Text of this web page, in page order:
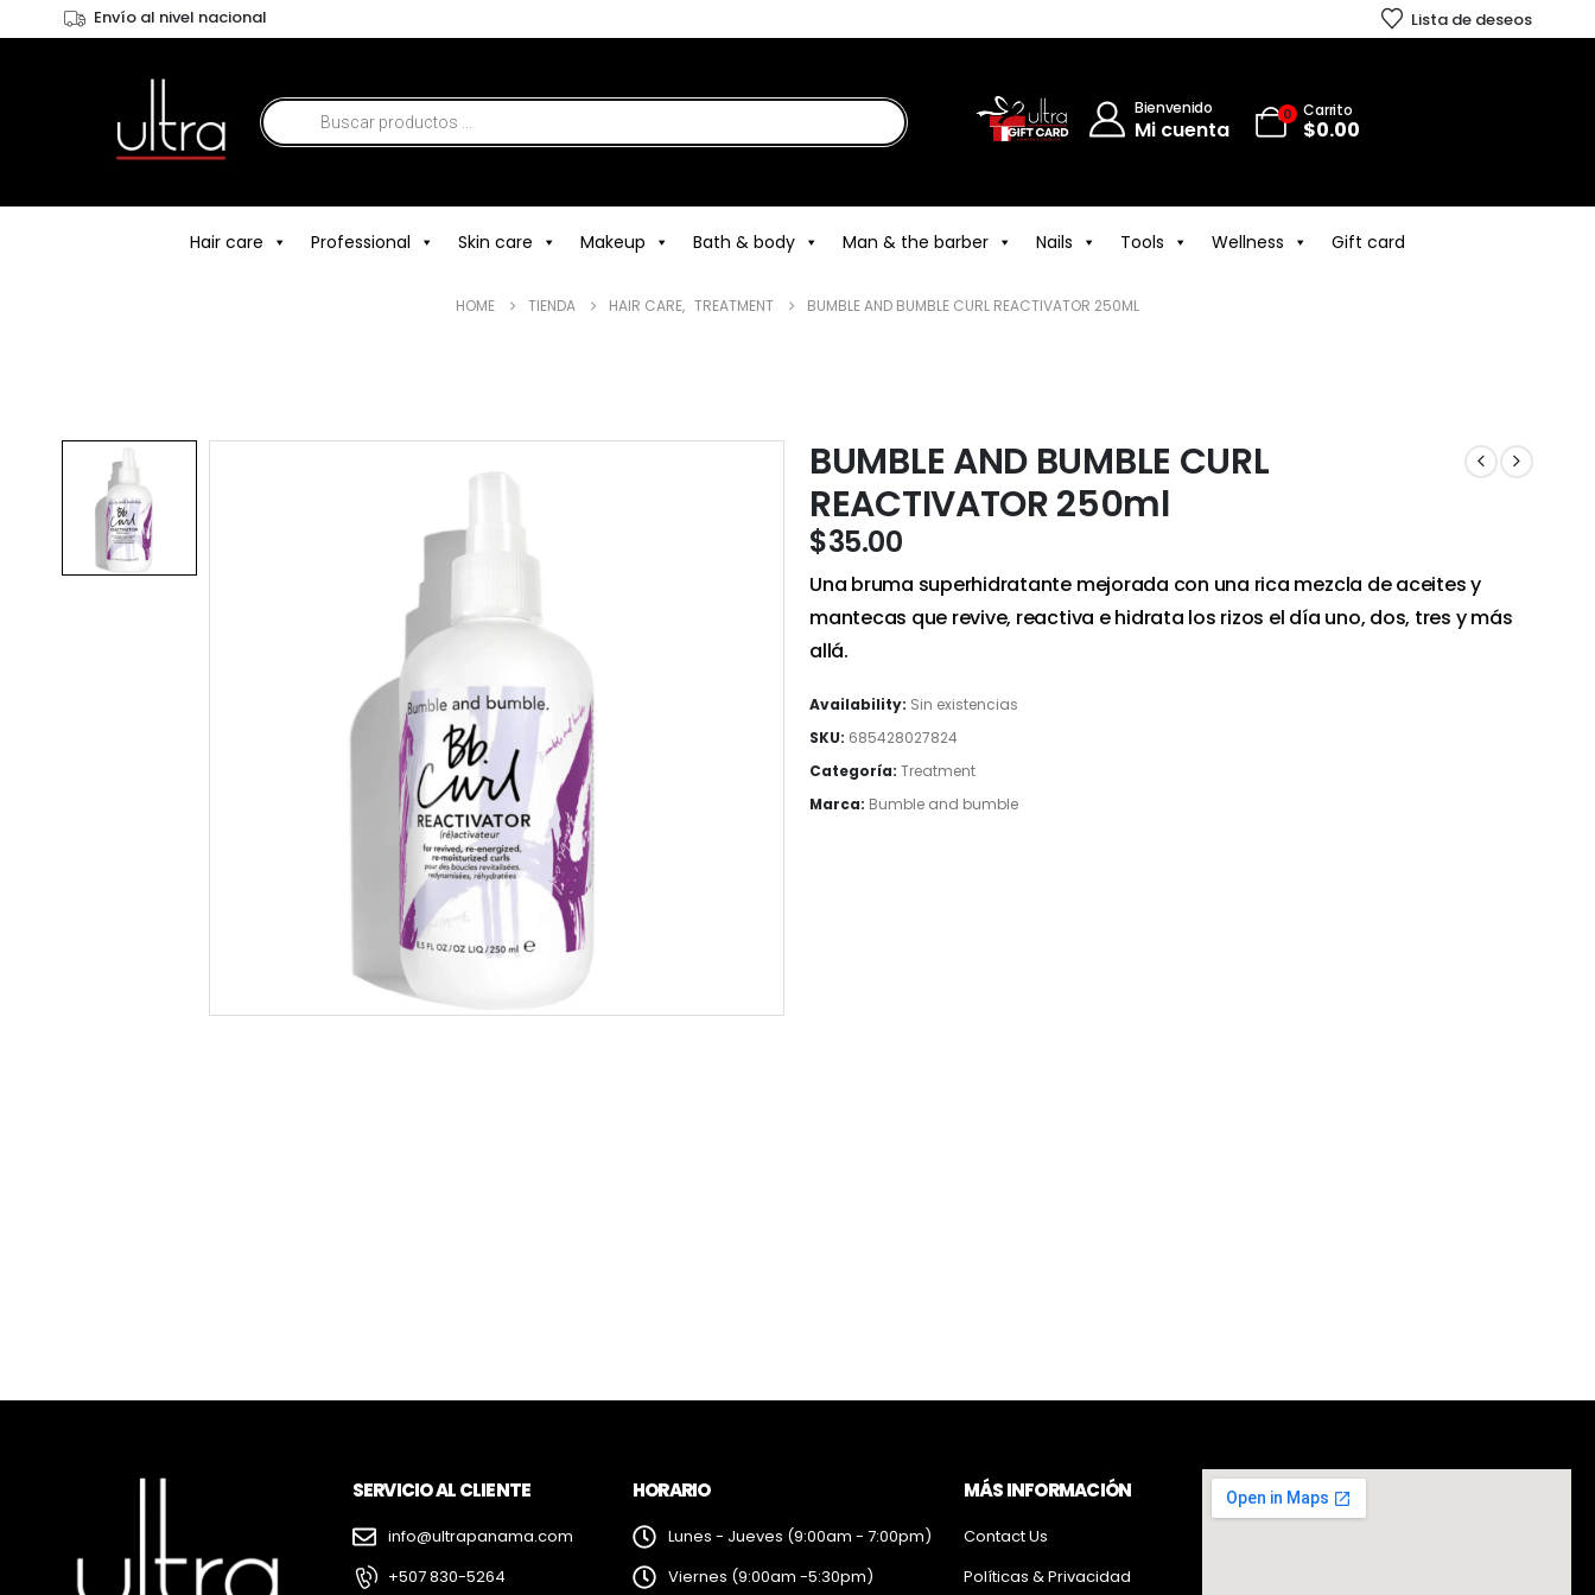
Envío al nivel nacional Lista de deseos
Bienvenido
Mi cuenta
0 Carrito
$0.00
Hair care Professional Skin care Makeup Bath & body Man & the barber Nails Tools Wellness Gift card
HOME TIENDA HAIR CARE, TREATMENT BUMBLE AND BUMBLE CURL REACTIVATOR 250ML
BUMBLE AND BUMBLE CURL
REACTIVATOR 250ml
$35.00
Una bruma superhidratante mejorada con una rica mezcla de aceites y
mantecas que revive, reactiva e hidrata los rizos el día uno, dos, tres y más
allá.
Availability: Sin existencias
SKU: 685428027824
Categoría: Treatment
Marca: Bumble and bumble
SERVICIO AL CLIENTE
info@ultrapanama.com
+507 830-5264
HORARIO
Lunes - Jueves (9:00am - 7:00pm)
Viernes (9:00am -5:30pm)
MÁS INFORMACIÓN
Contact Us
Políticas & Privacidad